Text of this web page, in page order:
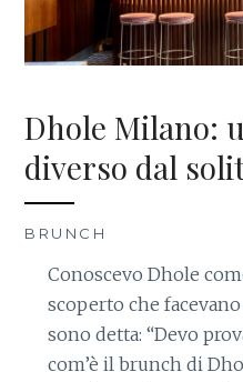
Dhole Milano:
diverso dal
BRUNCH
Conoscevo Dhole
scoperto che
sono detta: “Devo
com’è il brunch di